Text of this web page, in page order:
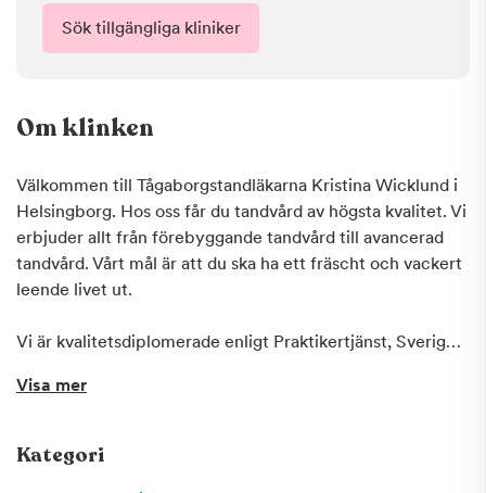
Sök tillgängliga kliniker
Om klinken
Välkommen till Tågaborgstandläkarna Kristina Wicklund i
Helsingborg. Hos oss får du tandvård av högsta kvalitet. Vi
erbjuder allt från förebyggande tandvård till avancerad
tandvård. Vårt mål är att du ska ha ett fräscht och vackert
leende livet ut.
Vi är kvalitetsdiplomerade enligt Praktikertjänst, Sveriges
sjukvård. Om du är orolig över kostnaderna så erbjuder vi
kan spara pengar med riktigt hög ränta inför ditt
tandläkarbesök. Detta gör det även möjligt för dig att
Visa mer
Kategori